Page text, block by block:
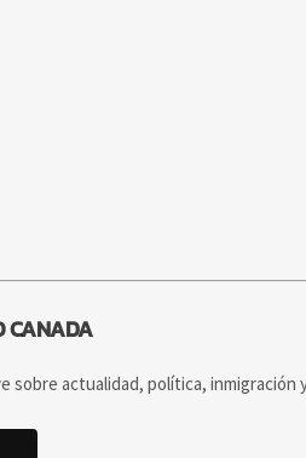
CANADA
sobre actualidad, política, inmigración